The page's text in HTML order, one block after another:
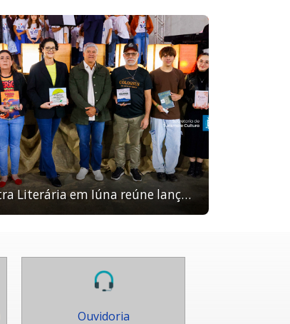
Mostra Literária em Iúna reúne lançamento de livros e apresentações culturais
Ouvidoria